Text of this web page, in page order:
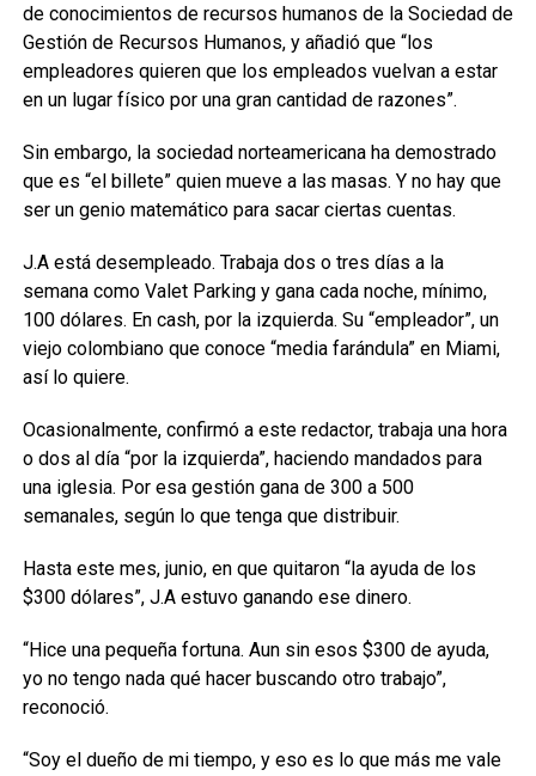
de conocimientos de recursos humanos de la Sociedad de
Gestión de Recursos Humanos, y añadió que “los
empleadores quieren que los empleados vuelvan a estar
en un lugar físico por una gran cantidad de razones”.
Sin embargo, la sociedad norteamericana ha demostrado
que es “el billete” quien mueve a las masas. Y no hay que
ser un genio matemático para sacar ciertas cuentas.
J.A está desempleado. Trabaja dos o tres días a la
semana como Valet Parking y gana cada noche, mínimo,
100 dólares. En cash, por la izquierda. Su “empleador”, un
viejo colombiano que conoce “media farándula” en Miami,
así lo quiere.
Ocasionalmente, confirmó a este redactor, trabaja una hora
o dos al día “por la izquierda”, haciendo mandados para
una iglesia. Por esa gestión gana de 300 a 500
semanales, según lo que tenga que distribuir.
Hasta este mes, junio, en que quitaron “la ayuda de los
$300 dólares”, J.A estuvo ganando ese dinero.
“Hice una pequeña fortuna. Aun sin esos $300 de ayuda,
yo no tengo nada qué hacer buscando otro trabajo”,
reconoció.
“Soy el dueño de mi tiempo, y eso es lo que más me vale